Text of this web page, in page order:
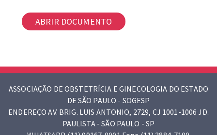
ABRIR DOCUMENTO
ASSOCIAÇÃO DE OBSTETRÍCIA E GINECOLOGIA DO ESTADO
DE SÃO PAULO - SOGESP
ENDEREÇO AV. BRIG. LUIS ANTONIO, 2729, CJ 1001-1006 JD.
PAULISTA - SÃO PAULO - SP